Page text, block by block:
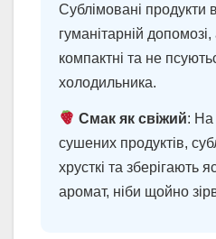
Сублімовані продукти
гуманітарній
компактні та не
холодильника.
Смак як свіжий: На
сушених продуктів,
хрусткі та зберігають
аромат, ніби щойно